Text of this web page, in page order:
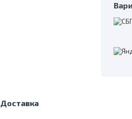
Доставка